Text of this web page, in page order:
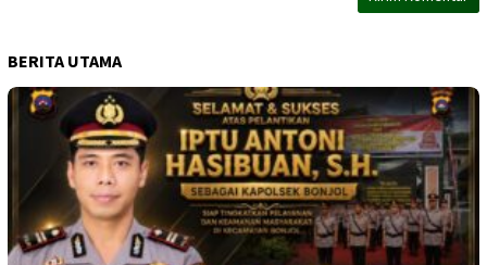
BERITA UTAMA